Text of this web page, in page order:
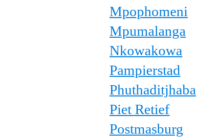
Mpophomeni
Mpumalanga
Nkowakowa
Pampierstad
Phuthaditjhaba
Piet Retief
Postmasburg